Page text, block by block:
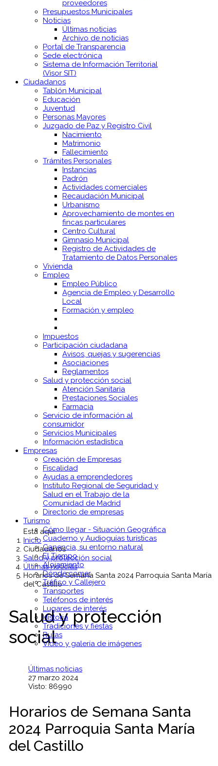
proveedores
Presupuestos Municipales
Noticias
Últimas noticias
Archivo de noticias
Portal de Transparencia
Sede electrónica
Sistema de Información Territorial
(Visor SIT)
Ciudadanos
Tablón Municipal
Educación
Juventud
Personas Mayores
Juzgado de Paz y Registro Civil
Nacimiento
Matrimonio
Fallecimiento
Trámites Personales
Instancias
Padrón
Actividades comerciales
Recaudación Municipal
Urbanismo
Aprovechamiento de montes en
fincas particulares
Centro Cultural
Gimnasio Municipal
Registro de Actividades de
Tratamiento de Datos Personales
Vivienda
Empleo
Empleo Público
Agencia de Empleo y Desarrollo
Local
Formación y empleo
Impuestos
Participación ciudadana
Avisos, quejas y sugerencias
Asociaciones
Reglamentos
Salud y protección social
Atención Sanitaria
Prestaciones Sociales
Farmacia
Servicio de información al
consumidor
Servicios Municipales
Información estadística
Empresas
Creación de Empresas
Fiscalidad
Ayudas a emprendedores
Instituto Regional de Seguridad y
Salud en el Trabajo de la
Comunidad de Madrid
Directorio de empresas
Turismo
Cómo llegar - Situación Geográfica
Cuaderno y Audioguías turísticas
Canencia, su entorno natural
El Tiempo
Alojamiento
Dónde comer
Tráfico y Callejero
Transportes
Teléfonos de interés
Lugares de interés
Historia
Tradiciones y fiestas
Rutas
Vídeo y galería de imágenes
Está aquí:
Inicio
Ciudadanos
Salud y protección social
Últimas noticias
Horarios de Semana Santa 2024 Parroquia Santa María
del Castillo
Salud y protección
social
Últimas noticias
27 marzo 2024
Visto: 86990
Horarios de Semana Santa
2024 Parroquia Santa María
del Castillo